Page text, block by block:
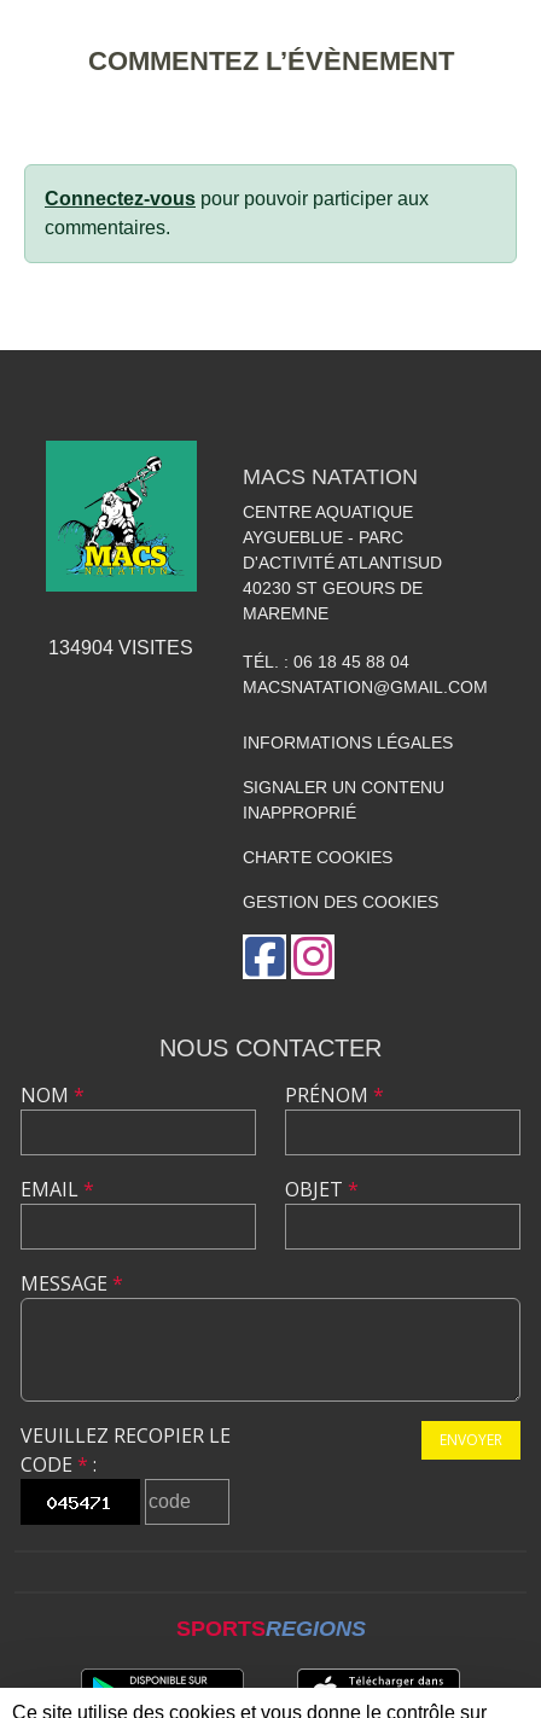
COMMENTEZ L’ÉVÈNEMENT
Connectez-vous pour pouvoir participer aux
commentaires.
134904 VISITES
MACS NATATION
CENTRE AQUATIQUE
AYGUEBLUE - PARC
D'ACTIVITÉ ATLANTISUD
40230 ST GEOURS DE
MAREMNE
TÉL. : 06 18 45 88 04
MACSNATATION@GMAIL.COM
INFORMATIONS LÉGALES
SIGNALER UN CONTENU
INAPPROPRIÉ
CHARTE COOKIES
GESTION DES COOKIES
NOUS CONTACTER
NOM *
EMAIL*
PRÉNOM *
OBJET *
MESSAGE *
VEUILLEZ RECOPIER LE
CODE * :
ENVOYER
SPORTSREGIONS
Ce site utilise des cookies et vous donne le contrôle sur